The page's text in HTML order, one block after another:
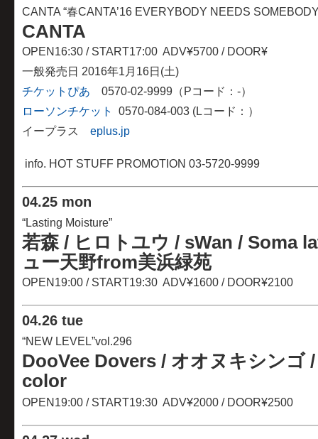
CANTA “春CANTA’16 EVERYBODY NEEDS
CANTA
OPEN16:30 / START17:00 ADV¥5700 / DOOR¥
一般発売日 2016年1月16日(土)
チケットぴあ 0570-02-9999（Pコード：-）
ローソンチケット 0570-084-003 (Lコード：）
イープラス eplus.jp
info. HOT STUFF PROMOTION 03-5720-9999
04.25 mon
“Lasting Moisture”
若森 / ヒロトユウ / sWan / Soma
ュー天野from美浜緑苑
OPEN19:00 / START19:30 ADV¥1600 / DOOR¥2100
04.26 tue
“NEW LEVEL”vol.296
DooVee Dovers / オオヌキシンゴ
color
OPEN19:00 / START19:30 ADV¥2000 / DOOR¥2500